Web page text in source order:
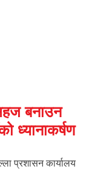
बनाउन
ध्यानाकर्षण
प्रशासन कार्यालय